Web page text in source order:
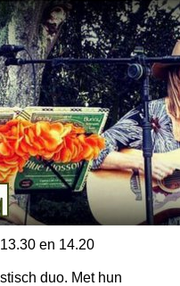
en 14.20
duo. Met hun